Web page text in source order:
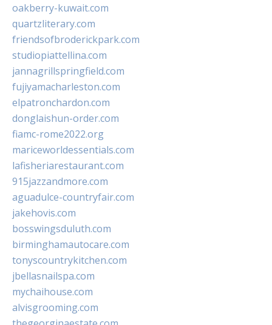
oakberry-kuwait.com
quartzliterary.com
friendsofbroderickpark.com
studiopiattellina.com
jannagrillspringfield.com
fujiyamacharleston.com
elpatronchardon.com
donglaishun-order.com
fiamc-rome2022.org
mariceworldessentials.com
lafisheriarestaurant.com
915jazzandmore.com
aguadulce-countryfair.com
jakehovis.com
bosswingsduluth.com
birminghamautocare.com
tonyscountrykitchen.com
jbellasnailspa.com
mychaihouse.com
alvisgrooming.com